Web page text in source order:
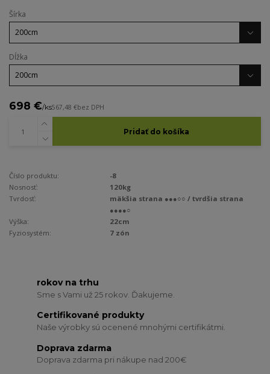
Šírka
Dĺžka
698 €/ks567,48 €bez DPH
Pridať do košíka
Číslo produktu:
-8
Nosnosť:
120kg
Tvrdosť:
mäkšia strana ●●●○○ / tvrdšia strana
●●●●○
Výška:
22cm
Fyziosystém:
7 zón
rokov na trhu
Sme s Vami už 25 rokov. Ďakujeme.
Certifikované produkty
Naše výrobky sú ocenené mnohými certifikátmi.
Doprava zdarma
Doprava zdarma pri nákupe nad 200€